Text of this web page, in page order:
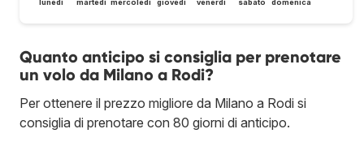
lunedì martedì mercoledì giovedì venerdì sabato domenica
Quanto anticipo si consiglia per prenotare
un volo da Milano a Rodi?
Per ottenere il prezzo migliore da Milano a Rodi si
consiglia di prenotare con 80 giorni di anticipo.